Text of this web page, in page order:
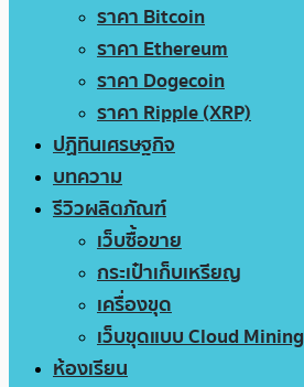
ราคา Bitcoin
ราคา Ethereum
ราคา Dogecoin
ราคา Ripple (XRP)
ปฏิทินเศรษฐกิจ
บทความ
รีวิวผลิตภัณฑ์
เว็บซื้อขาย
กระเป๋าเก็บเหรียญ
เครื่องขุด
เว็บขุดแบบ Cloud Mining
ห้องเรียน